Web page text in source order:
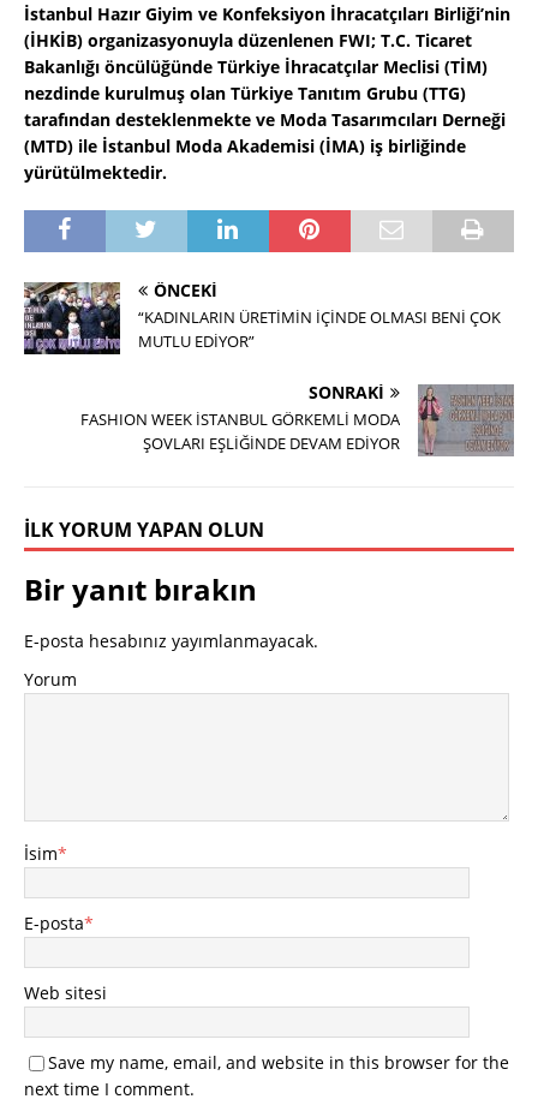
İstanbul Hazır Giyim ve Konfeksiyon İhracatçıları Birliği’nin
(İHKİB) organizasyonuyla düzenlenen FWI; T.C. Ticaret
Bakanlığı öncülüğünde Türkiye İhracatçılar Meclisi (TİM)
nezdinde kurulmuş olan Türkiye Tanıtım Grubu (TTG)
tarafından desteklenmekte ve Moda Tasarımcıları Derneği
(MTD) ile İstanbul Moda Akademisi (İMA) iş birliğinde
yürütülmektedir.
ÖNCEKI
“KADINLARIN ÜRETİMİN İÇİNDE OLMASI BENİ ÇOK
MUTLU EDİYOR”
SONRAKI
FASHION WEEK İSTANBUL GÖRKEMLİ MODA
ŞOVLARI EŞLİĞİNDE DEVAM EDİYOR
İLK YORUM YAPAN OLUN
Bir yanıt bırakın
E-posta hesabınız yayımlanmayacak.
Yorum
İsim*
E-posta*
Web sitesi
Save my name, email, and website in this browser for the
next time I comment.